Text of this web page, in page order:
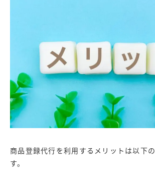
商品登録代行を利用するメリットは以下
す。